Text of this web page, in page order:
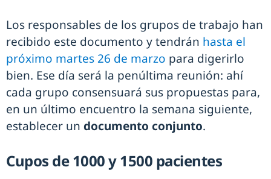
Los responsables de los grupos de trabajo han
recibido este documento y tendrán hasta el
próximo martes 26 de marzo para digerirlo
bien. Ese día será la penúltima reunión: ahí
cada grupo consensuará sus propuestas para,
en un último encuentro la semana siguiente,
establecer un documento conjunto.
Cupos de 1000 y 1500 pacientes